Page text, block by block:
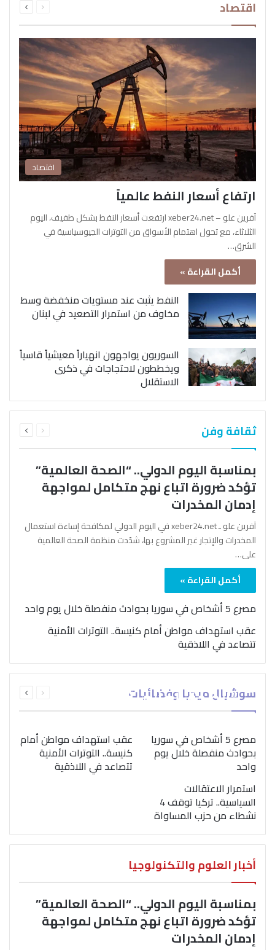
اقتصاد الصفحةالصفحة
اقتصاد
ارتفاع أسعار النفط عالمياً
آفرين علو – xeber24.net ارتفعت أسعار النفط بشكل طفيف، اليوم
الثلاثاء، مع تحول اهتمام الأسواق من التوترات الجيوسياسية في
الشرق…
أكمل القراءة »
النفط يثبت عند مستويات منخفضة وسط
مخاوف من استمرار التصعيد في لبنان
السوريون يواجهون انهياراً معيشياً قاسياً
ويخططون لاحتجاجات في ذكرى
الاستقلال
ثقافة وفن الصفحةالصفحة
بمناسبة اليوم الدولي.. “الصحة العالمية”
تؤكد ضرورة اتباع نهج متكامل لمواجهة
إدمان المخدرات
آفرين علو ـ xeber24.net في اليوم الدولي لمكافحة إساءة استعمال
المخدرات والإتجار غير المشروع بها، شدّدت منظمة الصحة العالمية
على…
أكمل القراءة »
مصرع 5 أشخاص في سوريا بحوادث منفصلة خلال يوم واحد
عقب استهداف مواطن أمام كنيسة.. التوترات الأمنية
تتصاعد في اللاذقية
سوشيال ميديا وفضائيات الصفحةالصفحة
بمناسبة اليوم الدولي..
“الصحة العالمية” تؤكد
ضرورة اتباع نهج متكامل
لمواجهة إدمان المخدرات
مصرع 5 أشخاص في سوريا
بحوادث منفصلة خلال يوم
واحد
عقب استهداف مواطن أمام
كنيسة.. التوترات الأمنية
تتصاعد في اللاذقية
استمرار الاعتقالات
السياسية.. تركيا توقف 4
نشطاء من حزب المساواة
أخبار العلوم والتكنولوجيا
بمناسبة اليوم الدولي.. “الصحة العالمية”
تؤكد ضرورة اتباع نهج متكامل لمواجهة
إدمان المخدرات